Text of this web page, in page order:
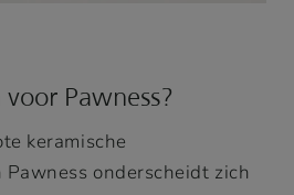
Pawness?
keramische
onderscheidt zich